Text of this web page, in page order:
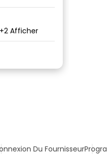
+2 Afficher
Du Fournisseur